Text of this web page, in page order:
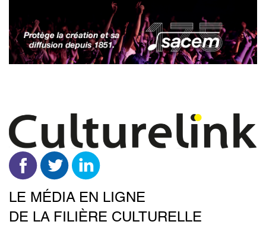
contenu
principal
LE MÉDIA EN LIGNE
DE LA FILIÈRE CULTURELLE